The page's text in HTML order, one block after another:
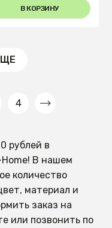
В КОРЗИНУ
4
рублей в
В нашем
количество
материал и
заказ на
или позвонить по